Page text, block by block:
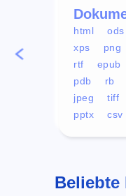
html ods
xps
png
rtf
epub
pdb
rb
jpeg
tiff
pptx
csv
Beliebte